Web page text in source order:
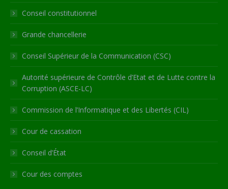
new
window
new
window
new
window
new
window
in
new
Conseil constitutionnel
Grande chancellerie
Conseil Supérieur de la Communication (CSC)
Autorité supérieure de Contrôle d’Etat et de Lutte contre la
Corruption (ASCE-LC)
Commission de l’Informatique et des Libertés (CIL)
Cour de cassation
Conseil d’État
Cour des comptes